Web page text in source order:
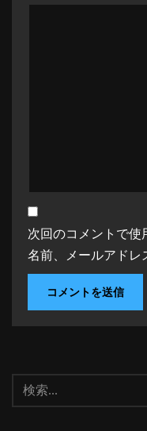
次回のコメントで使
名前、メールアドレ